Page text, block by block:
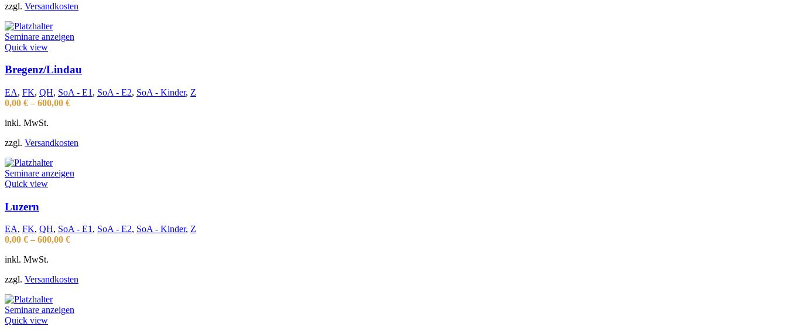
zzgl. Versandkosten
Seminare anzeigen
Quick view
Bregenz/Lindau
EA, FK, QH, SoA - E1 , SoA - E2, SoA - Kinder, Z
0,00 € – 600,00 €
inkl. MwSt.
zzgl. Versandkosten
Seminare anzeigen
Quick view
Luzern
EA, FK, QH, SoA - E1, SoA - E2, SoA - Kinder, Z
0,00 € – 600,00 €
inkl. MwSt.
zzgl. Versandkosten
Seminare anzeigen
Quick view